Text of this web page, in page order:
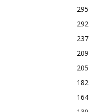
295
292
237
209
205
182
164